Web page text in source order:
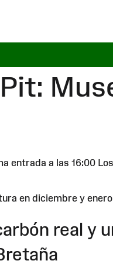
entrada a las 16:00
en diciembre y
real y